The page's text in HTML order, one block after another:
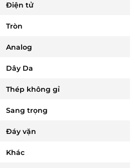
Điện tử
Tròn
Analog
Dây Da
Thép không gỉ
Sang trọng
Đáy vặn
Khác